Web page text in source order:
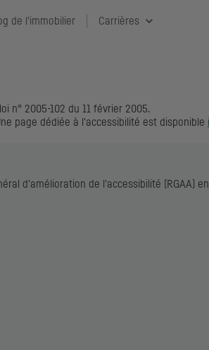
de l'immobilier Carrières
n° 2005-102 du 11 février 2005.
page dédiée à l'accessibilité est disponible
d'amélioration de l'accessibilité (RGAA)